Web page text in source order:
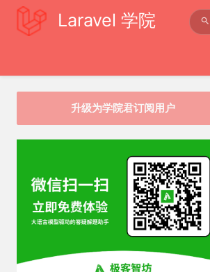
Laravel 学院
升级为学院君订阅用户